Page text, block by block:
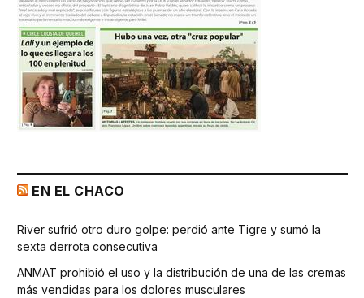
EN EL CHACO
River sufrió otro duro golpe: perdió ante Tigre y sumó la
sexta derrota consecutiva
ANMAT prohibió el uso y la distribución de una de las cremas
más vendidas para los dolores musculares